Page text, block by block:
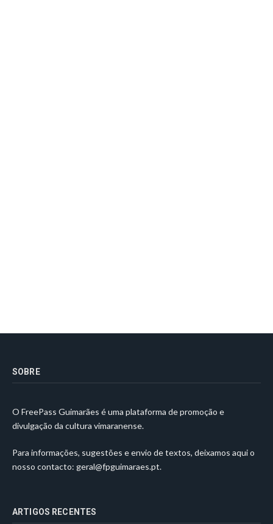
SOBRE
O FreePass Guimarães é uma plataforma de promoção e
divulgação da cultura vimaranense.
Para informações, sugestões e envio de textos, deixamos aqui o
nosso contacto: geral@fpguimaraes.pt.
ARTIGOS RECENTES